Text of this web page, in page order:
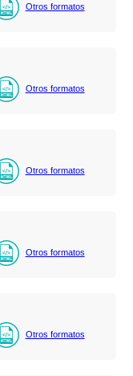
Otros formatos
Otros formatos
Otros formatos
Otros formatos
Otros formatos